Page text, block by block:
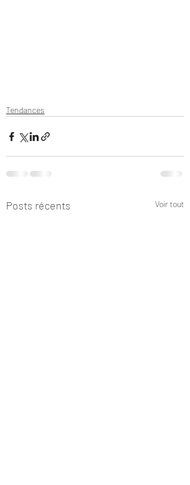
Tendances
Posts récents Voir tout